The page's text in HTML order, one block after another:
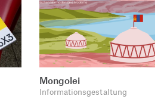
Mongolei
Informationsgestaltung